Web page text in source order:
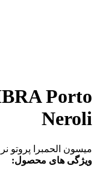
Porto
Neroli
میسون الحمبرا پروتو
ویژگی های محصول: